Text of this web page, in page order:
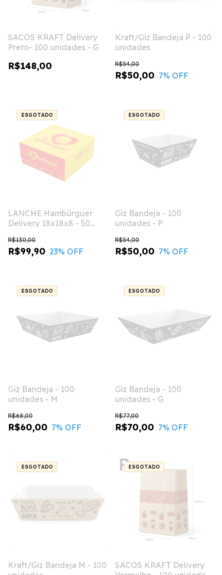
SACOS KRAFT Delivery
Preto- 100 unidades - G
R$148,00
Kraft/Giz Bandeja P - 100
unidades
R$50,00
R$54,00
7% OFF
ESGOTADO
LANCHE Hambúrguer
Delivery 18x18x8 - 50
R$99,90
R$130,00
23% OFF
ESGOTADO
Giz Bandeja - 100
unidades - P
R$50,00
R$54,00
7% OFF
ESGOTADO
Giz Bandeja - 100
unidades - M
R$60,00
R$68,00
7% OFF
ESGOTADO
Giz Bandeja - 100
unidades - G
R$70,00
R$77,00
7% OFF
ESGOTADO
Kraft/Giz Bandeja M - 100
ESGOTADO
SACOS KRAFT Delivery